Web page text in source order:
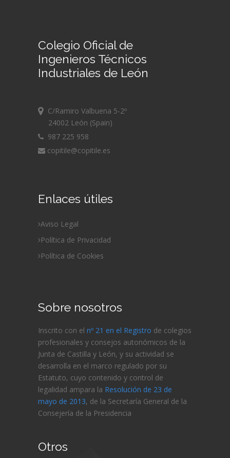
Colegio Oficial de
Ingenieros Técnicos
Industriales de León
C/Ramiro Valbuena 5-2º
24002 León (Spain)
987 225 958
copitile@copitile.es
Enlaces útiles
Aviso Legal
Política de Privacidad
Política de Cookies
Sobre nosotros
Inscrito con el nº 21 en el Registro de colegios
profesionales y consejos autonómicos de la
Junta de Castilla y León, y su actividad se
desarrolla en el marco regulado por su
Estatuto, cuyo contenido y control de
legalidad ampara la Resolución de 23 de
mayo de 2013, de la Secretaría General de la
Consejería de la Presidencia
Otros